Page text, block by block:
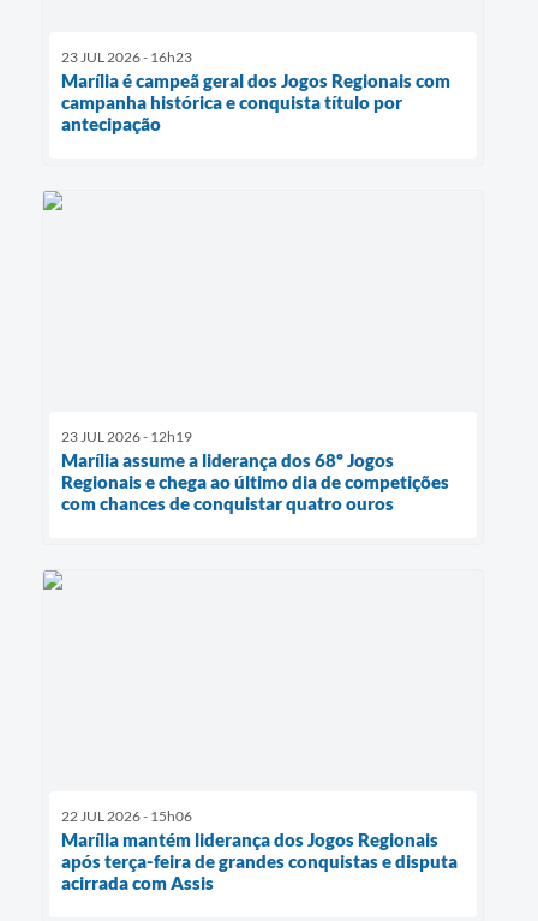
23 JUL 2026 - 16h23
Marília é campeã geral dos Jogos Regionais com
campanha histórica e conquista título por
antecipação
23 JUL 2026 - 12h19
Marília assume a liderança dos 68º Jogos
Regionais e chega ao último dia de competições
com chances de conquistar quatro ouros
22 JUL 2026 - 15h06
Marília mantém liderança dos Jogos Regionais
após terça-feira de grandes conquistas e disputa
acirrada com Assis